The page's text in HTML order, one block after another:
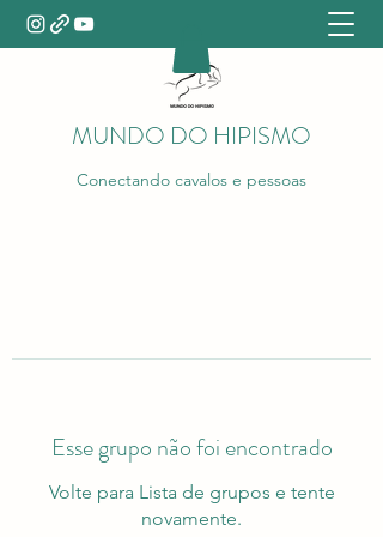
MUNDO DO HIPISMO
Conectando cavalos e pessoas
Esse grupo não foi encontrado
Volte para Lista de grupos e tente
novamente.